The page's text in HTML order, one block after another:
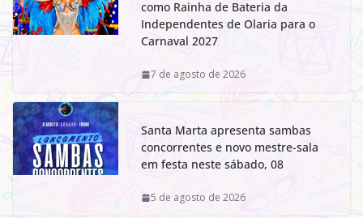
como Rainha de Bateria da
Independentes de Olaria para o
Carnaval 2027
7 de agosto de 2026
Santa Marta apresenta sambas
concorrentes e novo mestre-sala
em festa neste sábado, 08
5 de agosto de 2026